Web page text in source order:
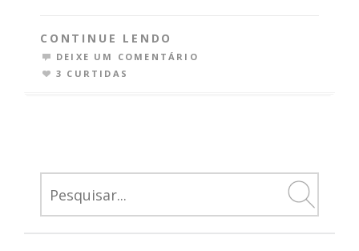
CONTINUE LENDO
DEIXE UM COMENTÁRIO
3 CURTIDAS
SEARCH
FOR: